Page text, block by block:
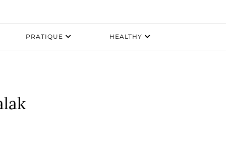
PRATIQUE HEALTHY